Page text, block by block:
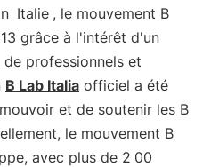
Italie , le mouvement B
grâce à l'intérêt d'un
professionnels et
B Lab Italia officiel a été
et de soutenir les B
le mouvement B
avec plus de 2 00